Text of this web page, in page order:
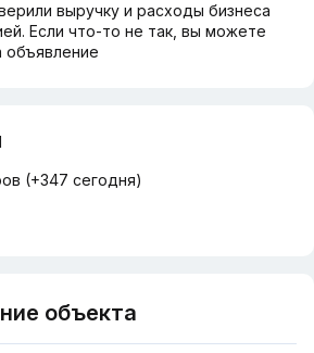
выручку и расходы бизнеса
Если что-то не так, вы можете
объявление
(+347 сегодня)
объекта